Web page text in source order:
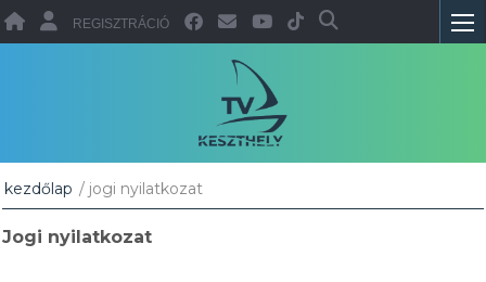
REGISZTRÁCIÓ
kezdőlap / jogi nyilatkozat
Jogi nyilatkozat